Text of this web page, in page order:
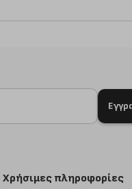
Χρήσιμες πληροφορίες